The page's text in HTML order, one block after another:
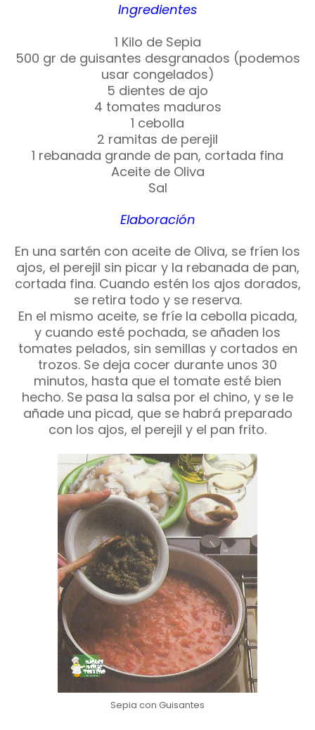
Ingredientes
1 Kilo de Sepia
500 gr de guisantes desgranados (podemos
usar congelados)
5 dientes de ajo
4 tomates maduros
1 cebolla
2 ramitas de perejil
1 rebanada grande de pan, cortada fina
Aceite de Oliva
Sal
Elaboración
En una sartén con aceite de Oliva, se fríen los
ajos, el perejil sin picar y la rebanada de pan,
cortada fina. Cuando estén los ajos dorados,
se retira todo y se reserva.
En el mismo aceite, se fríe la cebolla picada,
y cuando esté pochada, se añaden los
tomates pelados, sin semillas y cortados en
trozos. Se deja cocer durante unos 30
minutos, hasta que el tomate esté bien
hecho. Se pasa la salsa por el chino, y se le
añade una picad, que se habrá preparado
con los ajos, el perejil y el pan frito.
Sepia con Guisantes